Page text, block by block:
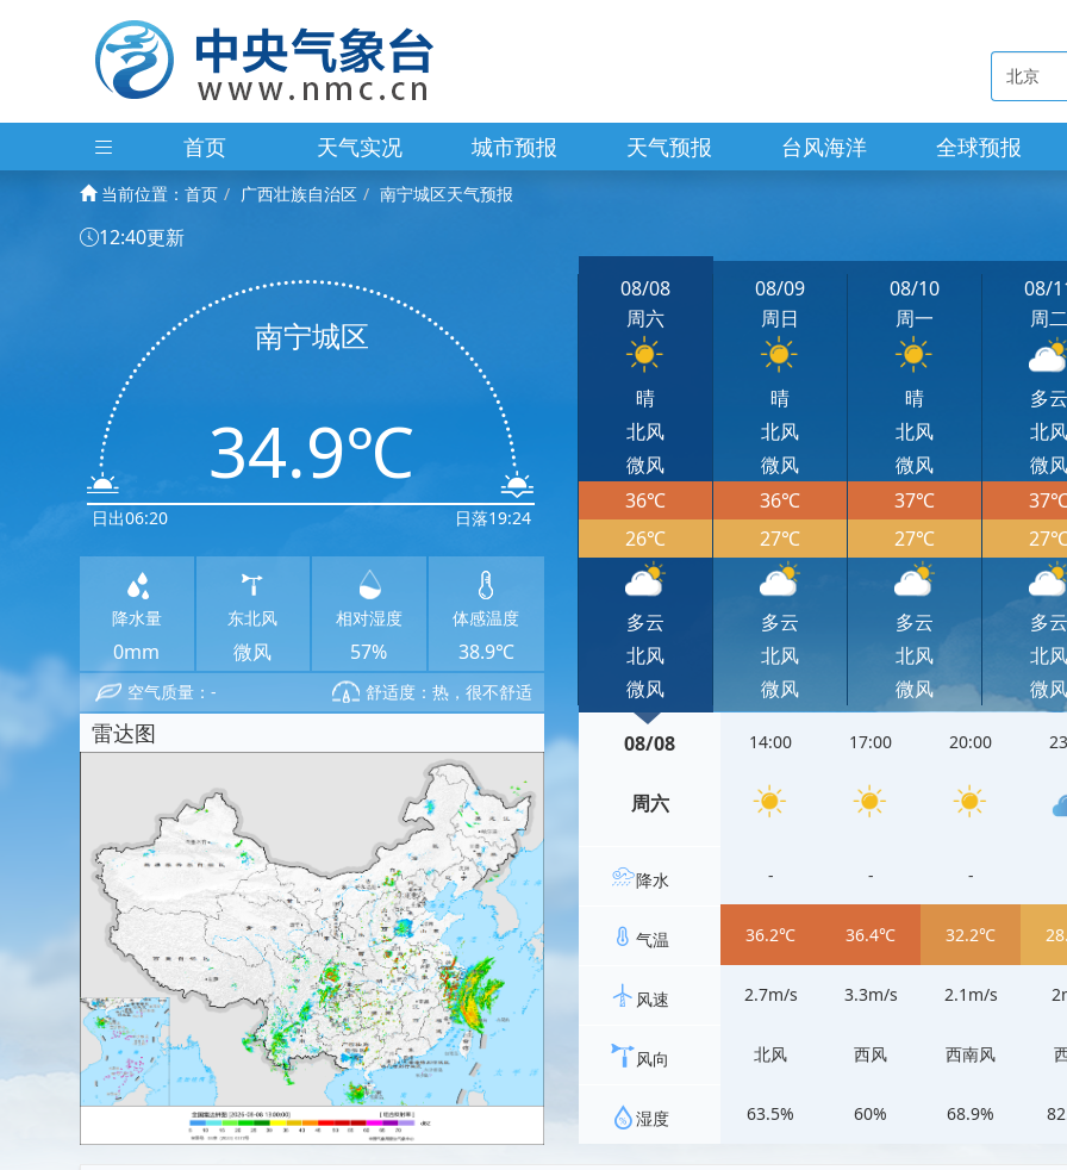
首页 天气实况 城市预报 天气预报 台风海洋 全球预报
当前位置： 首页 广西壮族自治区 南宁城区天气预报
12:40更新
日出06:20
南宁城区
34.9℃
日落19:24
降水量
0mm
东北风
微风
相对湿度
57%
体感温度
38.9℃
空气质量：- 舒适度：热，很不舒适
雷达图
08/08
周六
晴
北风
微风
36℃
26℃
多云
北风
微风
08/09
周日
晴
北风
微风
36℃
27℃
多云
北风
微风
08/10
周一
晴
北风
微风
37℃
27℃
多云
北风
微风
08/
周二
多云
北风
微风
多云
北风
微风
08/08
周六
降水
气温
风速
风向
湿度
14:00
-
36.2℃
2.7m/s
北风
63.5%
17:00
-
36.4℃
3.3m/s
西风
60%
20:00
-
32.2℃
2.1m/s
西南风
68.9%